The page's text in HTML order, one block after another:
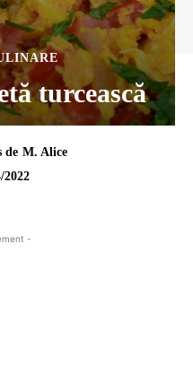
turcească
de M. Alice
2022
-